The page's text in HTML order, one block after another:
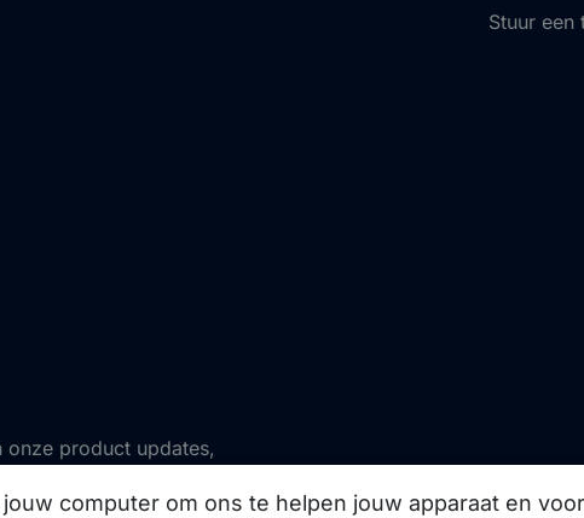
Stuur een
product updates,
computer om ons te helpen jouw apparaat en